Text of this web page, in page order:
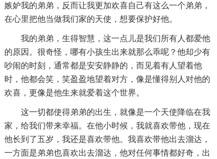
嫉妒我的弟弟，反而让我更加欢喜自己有这么一个弟弟，
在心里把他当做我们家的天使，想要保护好他。
我的弟弟，生得智慧，这一点儿是我们所有人都爱他
的原因。很奇怪，哪有小孩生出来就那么乖呢？他却少有
吵闹的时刻，通常都是安安静静的，而见着有人望着他
时，他都会笑，笑盈盈地望着对方，像是懂得别人对他的
欢喜，更像是他生来就爱着这个世界。
这一切都使得弟弟的出生，就像是一个天使降临在我
家，给我们带来幸福。在他小时候，我就喜欢带他，现在
他长到了五岁，我还是喜欢带他。我喜欢带他出去溜达，
一方面是弟弟也喜欢出去溜达，他对任何事情都好奇，出